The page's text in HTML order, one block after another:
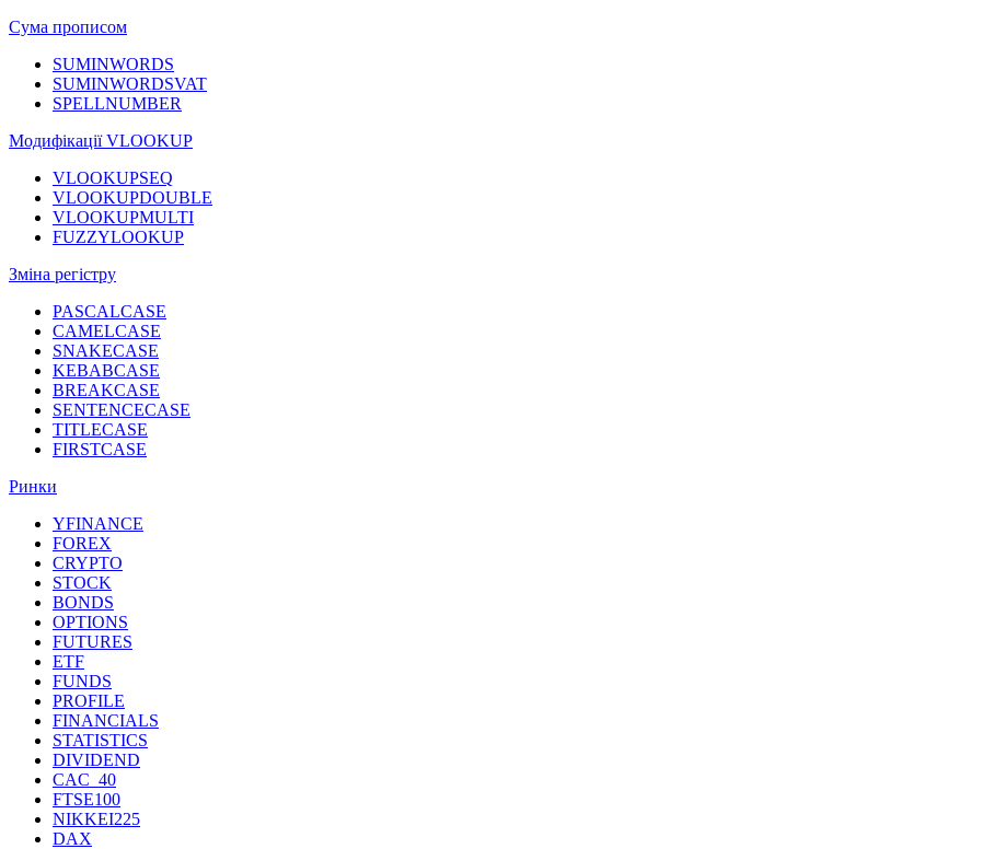
Сума прописом
SUMINWORDS
SUMINWORDSVAT
SPELLNUMBER
Модифікації VLOOKUP
VLOOKUPSEQ
VLOOKUPDOUBLE
VLOOKUPMULTI
FUZZYLOOKUP
Зміна регістру
PASCALCASE
CAMELCASE
SNAKECASE
KEBABCASE
BREAKCASE
SENTENCECASE
TITLECASE
FIRSTCASE
Ринки
YFINANCE
FOREX
CRYPTO
STOCK
BONDS
OPTIONS
FUTURES
ETF
FUNDS
PROFILE
FINANCIALS
STATISTICS
DIVIDEND
CAC_40
FTSE100
NIKKEI225
DAX